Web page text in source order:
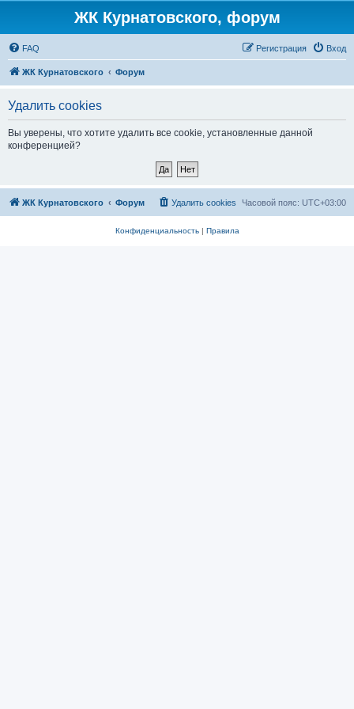
ЖК Курнатовского, форум
FAQ Вход
Регистрация
ЖК Курнатовского Форум
Удалить cookies
Вы уверены, что хотите удалить все cookie, установленные данной
конференцией?
ЖК Курнатовского Форум Часовой пояс: UTC+03:00
Удалить cookies
Конфиденциальность| Правила